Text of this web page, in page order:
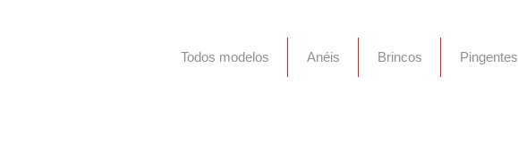
Todos modelos Anéis Brincos Pingentes